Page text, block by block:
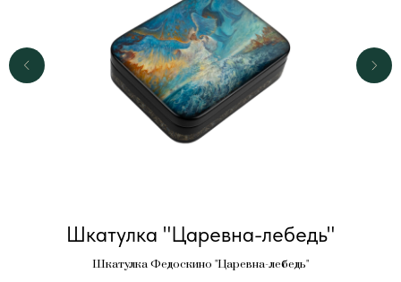
Шкатулка "Царевна-лебедь"
Шкатулка Федоскино "Царевна-лебедь"